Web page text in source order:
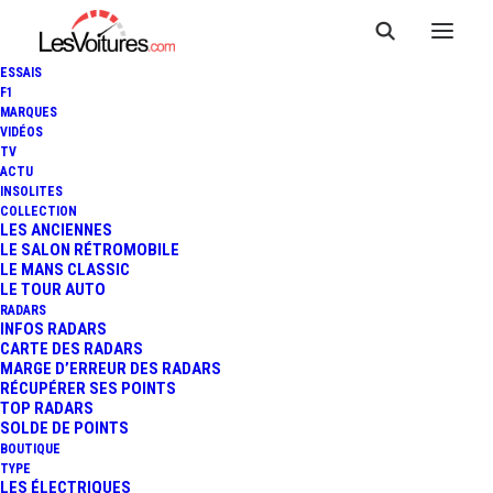
ESSAIS
F1
MARQUES
VIDÉOS
TV
ACTU
INSOLITES
COLLECTION
LES ANCIENNES
LE SALON RÉTROMOBILE
LE MANS CLASSIC
LE TOUR AUTO
RADARS
INFOS RADARS
CARTE DES RADARS
MARGE D’ERREUR DES RADARS
RÉCUPÉRER SES POINTS
TOP RADARS
SOLDE DE POINTS
BOUTIQUE
TYPE
LES ÉLECTRIQUES
26 mars 2015
MERCEDES-BENZ GLE :